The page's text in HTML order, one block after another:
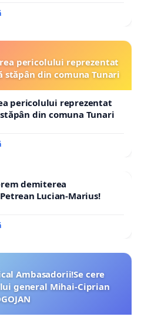
pericolului reprezentat
stăpân din comuna Tunari
pericolului reprezentat
din comuna Tunari
demiterea
Lucian-Marius!
Ambasadorii!Se cere
general Mihai-Ciprian